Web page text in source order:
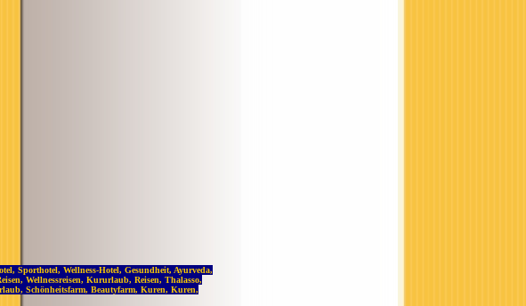
Sporthotel, Wellness-Hotel, Gesundheit, Ayurveda,
Wellnessreisen, Kururlaub, Reisen, Thalasso,
Schönheitsfarm, Beautyfarm, Kuren, Kuren,